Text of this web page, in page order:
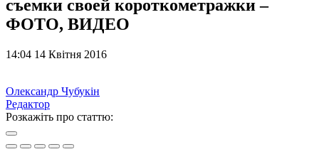
съемки своей короткометражки –
ФОТО, ВИДЕО
14:04 14 Квітня 2016
Олександр Чубукін
Редактор
Розкажіть про статтю: